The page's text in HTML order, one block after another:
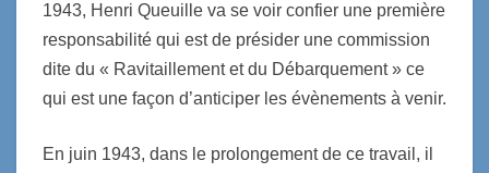
1943, Henri Queuille va se voir confier une première
responsabilité qui est de présider une commission
dite du « Ravitaillement et du Débarquement » ce
qui est une façon d’anticiper les évènements à venir.
En juin 1943, dans le prolongement de ce travail, il